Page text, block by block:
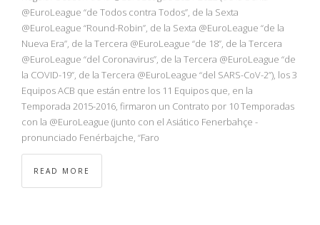
RIO 2016
@EuroLeague “de Todos contra Todos”, de la Sexta
@EuroLeague “Round-Robin”, de la Sexta @EuroLeague “de la
Nueva Era”, de la Tercera @EuroLeague “de 18”, de la Tercera
@EuroLeague “del Coronavirus”, de la Tercera @EuroLeague “de
la COVID-19”, de la Tercera @EuroLeague “del SARS-CoV-2”), los 3
Equipos ACB que están entre los 11 Equipos que, en la
Temporada 2015-2016, firmaron un Contrato por 10 Temporadas
con la @EuroLeague (junto con el Asiático Fenerbahçe -
pronunciado Fenérbajche, “Faro
READ MORE